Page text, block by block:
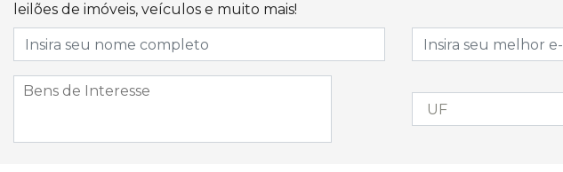
leilões de imóveis, veículos e muito mais!